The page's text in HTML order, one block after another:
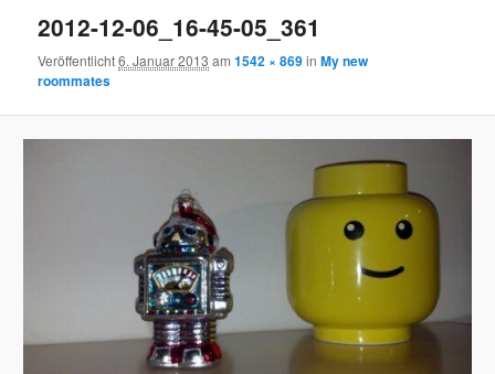
2012-12-06_16-45-05_361
Veröffentlicht6. Januar 2013 am1542 × 869inMy new
roommates